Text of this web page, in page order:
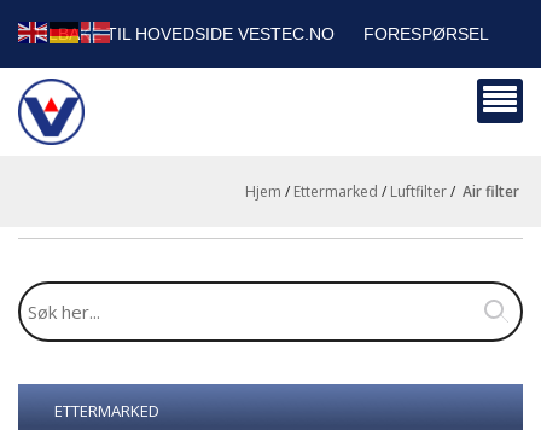
TILBAKE TIL HOVEDSIDE VESTEC.NO FORESPØRSEL
HANDLEVOGN
BEDRIFTSKUNDER
Hjem / Ettermarked / Luftfilter/ air filter
ETTERMARKED